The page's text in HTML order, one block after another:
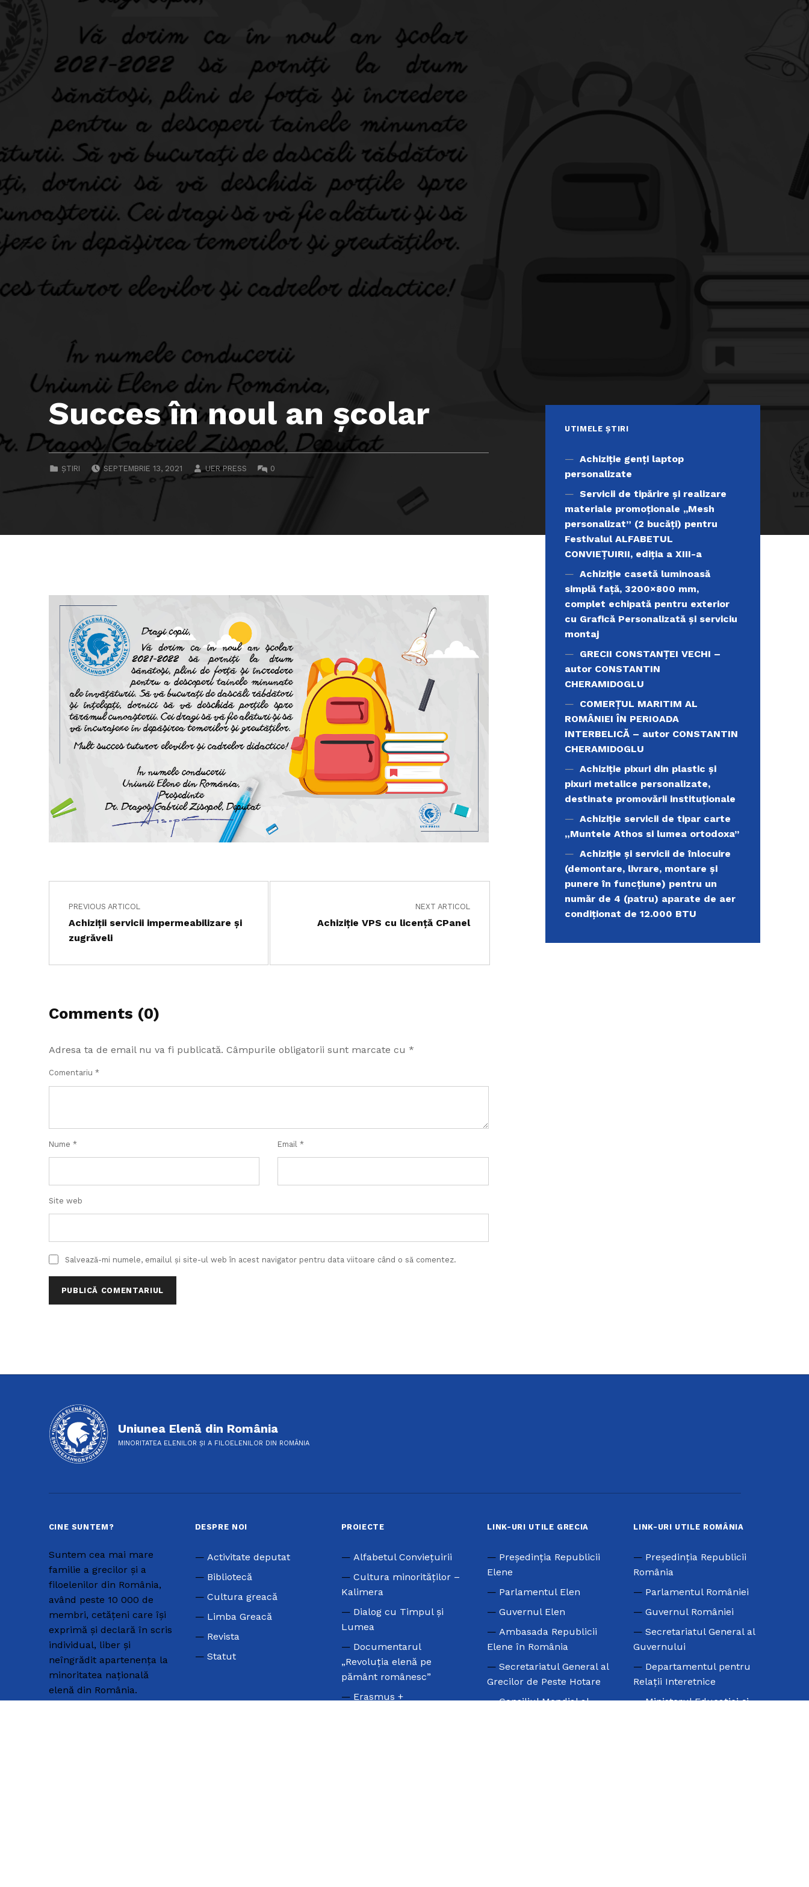
Succes în noul an şcolar
CATEGORIZED IN:
ȘTIRI SEPTEMBRIE 13, 2021 UER PRESS 0
Skip back to main navigation
Navigare în articole
PREVIOUS ARTICOL
Achiziții servicii impermeabilizare și
zugrăveli
NEXT ARTICOL
Achiziție VPS cu licență CPanel
Comments (0)
Adresa ta de email nu va fi publicată. Câmpurile obligatorii sunt marcate cu *
Comentariu *
Nume * Email *
Site web
Salvează-mi numele, emailul și site-ul web în acest navigator pentru data viitoare când o să comentez.
UTIMELE ȘTIRI
Achiziţie genți laptop
personalizate
Servicii de tipărire şi realizare
materiale promoţionale ,,Mesh
personalizat” (2 bucăți) pentru
Festivalul ALFABETUL
CONVIEŢUIRII, ediţia a XIII-a
Achiziție casetă luminoasă
simplă față, 3200×800 mm,
complet echipată pentru exterior
cu Grafică Personalizată și serviciu
montaj
GRECII CONSTANȚEI VECHI –
autor CONSTANTIN
CHERAMIDOGLU
COMERŢUL MARITIM AL
ROMÂNIEI ÎN PERIOADA
INTERBELICĂ – autor CONSTANTIN
CHERAMIDOGLU
Achiziţie pixuri din plastic și
pixuri metalice personalizate,
destinate promovării instituționale
Achiziție servicii de tipar carte
„Muntele Athos si lumea ortodoxa’’
Achiziție și servicii de înlocuire
(demontare, livrare, montare și
punere în funcțiune) pentru un
număr de 4 (patru) aparate de aer
condiționat de 12.000 BTU
Uniunea Elenă din România
MINORITATEA ELENILOR ȘI A FILOELENILOR DIN ROMÂNIA
CINE SUNTEM?
Suntem cea mai mare
familie a grecilor și a
filoelenilor din România,
având peste 10 000 de
membri, cetățeni care își
exprimă și declară în scris
individual, liber și
neîngrădit apartenența la
minoritatea națională
elenă din România.
DESPRE NOI
Activitate deputat
Bibliotecă
Cultura greacă
Limba Greacă
Revista
Statut
PROIECTE
Alfabetul Conviețuirii
Cultura minorităților –
Kalimera
Dialog cu Timpul și
Lumea
Documentarul
„Revoluția elenă pe
pământ românesc”
Erasmus +
LINK-URI UTILE GRECIA
Preşedinţia Republicii
Elene
Parlamentul Elen
Guvernul Elen
Ambasada Republicii
Elene în România
Secretariatul General al
Grecilor de Peste Hotare
Consiliul Mondial al
LINK-URI UTILE ROMÂNIA
Preşedinţia Republicii
România
Parlamentul României
Guvernul României
Secretariatul General al
Guvernului
Departamentul pentru
Relaţii Interetnice
Ministerul Educaţiei şi